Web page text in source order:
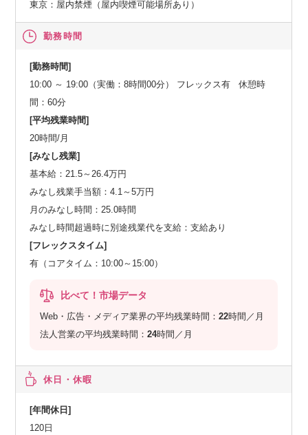
東京：屋内禁煙（屋内喫煙可能場所あり）
勤務時間
[勤務時間]
10:00 ～ 19:00（実働：8時間00分） フレックス有 休憩時
間：60分
[平均残業時間]
20時間/月
[みなし残業]
基本給：21.5～26.4万円
みなし残業手当額：4.1～5万円
月のみなし時間：25.0時間
みなし時間超過時に別途残業代を支給：支給あり
[フレックスタイム]
有（コアタイム：10:00～15:00）
比べて！市場データ
Web・広告・メディア業界の平均残業時間：22時間／月
法人営業の平均残業時間：24時間／月
休日・休暇
[年間休日]
120日